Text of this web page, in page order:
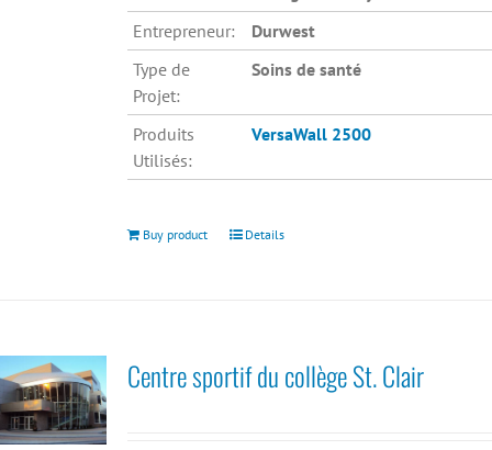
Entrepreneur:
Durwest
Type de
Projet:
Soins de santé
Produits
Utilisés:
VersaWall 2500
Buy product Details
Centre sportif du collège St. Clair